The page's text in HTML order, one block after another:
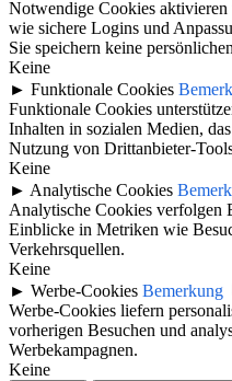
Notwendige Cookies
wie sichere Logins und
Sie speichern keine
Keine
► Funktionale Cookies
Funktionale Cookies
Inhalten in sozialen Medien,
Nutzung von Drittanbieter-
Keine
► Analytische Cookies
Analytische Cookies verfolgen
Einblicke in Metriken wie
Verkehrsquellen.
Keine
► Werbe-Cookies Bemerkung
Werbe-Cookies liefern
vorherigen Besuchen und
Werbekampagnen.
Keine